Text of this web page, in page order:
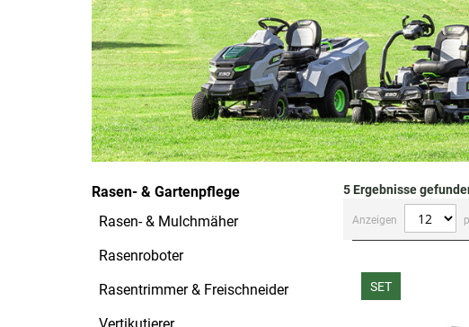
Rasen- & Gartenpflege
Rasen- & Mulchmäher
Rasenroboter
Rasentrimmer & Freischneider
5 Ergebnisse
Anzeigen
SET